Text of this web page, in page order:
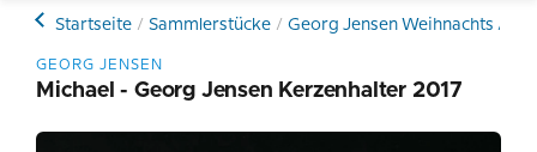
Startseite Sammlerstücke Georg Jensen Weihnachts /
GEORG JENSEN
Michael - Georg Jensen Kerzenhalter 2017